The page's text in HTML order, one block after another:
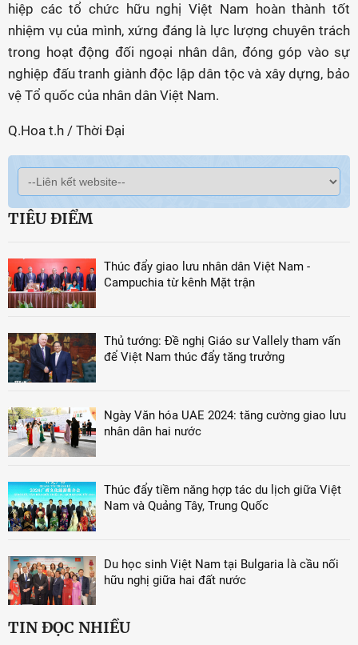
hiệp các tổ chức hữu nghị Việt Nam hoàn thành tốt
nhiệm vụ của mình, xứng đáng là lực lượng chuyên trách
trong hoạt động đối ngoại nhân dân, đóng góp vào sự
nghiệp đấu tranh giành độc lập dân tộc và xây dựng, bảo
vệ Tổ quốc của nhân dân Việt Nam.
Q.Hoa t.h / Thời Đại
TIÊU ĐIỂM
Thúc đẩy giao lưu nhân dân Việt Nam -
Campuchia từ kênh Mặt trận
Thủ tướng: Đề nghị Giáo sư Vallely tham vấn
để Việt Nam thúc đẩy tăng trưởng
Ngày Văn hóa UAE 2024: tăng cường giao lưu
nhân dân hai nước
Thúc đẩy tiềm năng hợp tác du lịch giữa Việt
Nam và Quảng Tây, Trung Quốc
Du học sinh Việt Nam tại Bulgaria là cầu nối
hữu nghị giữa hai đất nước
TIN ĐỌC NHIỀU